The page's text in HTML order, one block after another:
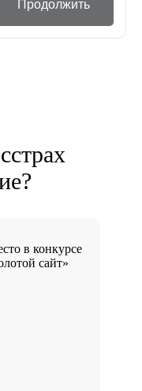
Продолжить
в конкурсе
сайт»